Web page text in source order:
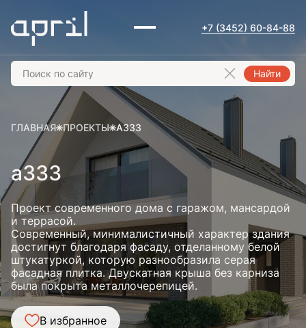
+7 (3452) 60-84-88
Найти
ГЛАВНАЯ ПРОЕКТЫ А333
а333
Проект современного дома с гаражом, мансардой
и террасой.
Современный, минималистичный характер здания
достигнут благодаря фасаду, отделанному белой
штукатуркой, которую разнообразила серая
фасадная плитка. Двускатная крыша без карниза
была покрыта металлочерепицей.
В избранное